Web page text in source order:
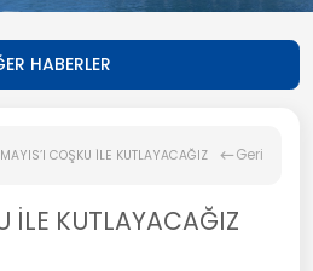
HABERLER
COŞKU İLE KUTLAYACAĞIZ Geri
İLE KUTLAYACAĞIZ